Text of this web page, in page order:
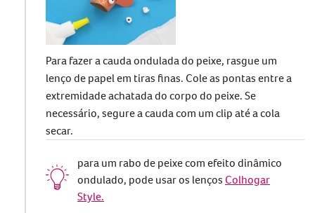
Para fazer a cauda ondulada do peixe, rasgue um
lenço de papel em tiras finas. Cole as pontas entre a
extremidade achatada do corpo do peixe. Se
necessário, segure a cauda com um clip até a cola
secar.
para um rabo de peixe com efeito dinâmico
ondulado, pode usar os lenços Colhogar
Style.